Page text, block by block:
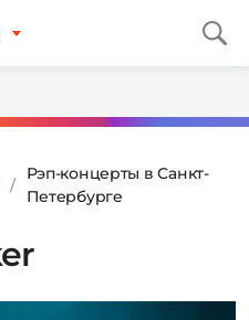
Рэп-концерты в Санкт-
Петербурге